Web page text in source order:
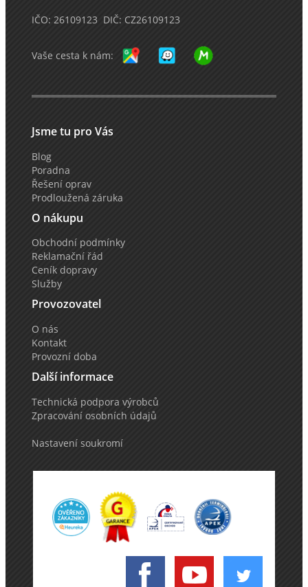
IČO: 26109123 DIČ: CZ26109123
Vaše cesta k nám:
Jsme tu pro Vás
Blog
Poradna
Řešení oprav
Prodloužená záruka
O nákupu
Obchodní podmínky
Reklamační řád
Ceník dopravy
Služby
Provozovatel
O nás
Kontakt
Provozní doba
Další informace
Technická podpora výrobců
Zpracování osobních údajů
Nastavení soukromí